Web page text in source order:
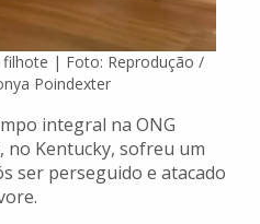
| Foto: Reprodução /
Poindexter
integral na ONG
no Kentucky, sofreu um
ser perseguido e atacado